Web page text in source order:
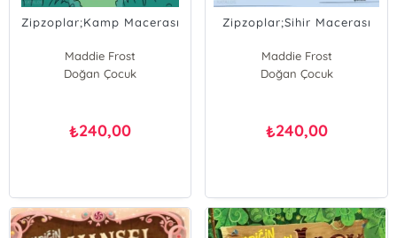
Zipzoplar;Kamp Macerası
Maddie Frost
Doğan Çocuk
₺240,00
Zipzoplar;Sihir Macerası
Maddie Frost
Doğan Çocuk
₺240,00